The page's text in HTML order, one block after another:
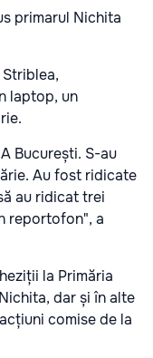
primarul Nichita
laptop, un
București. S-au
Au fost ridicate
au ridicat trei
reportofon", a
la Primăria
dar și în alte
comise de la